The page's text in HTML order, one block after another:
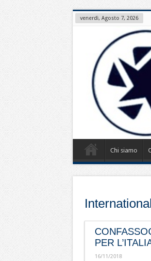
venerdì, Agosto 7, 2026
Chi siamo
International
PER
16/11/2018